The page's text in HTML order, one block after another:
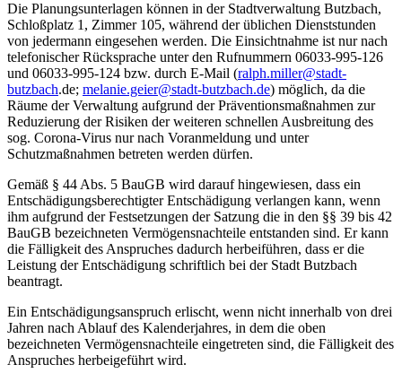
Die Planungsunterlagen können in der Stadtverwaltung Butzbach,
Schloßplatz 1, Zimmer 105, während der üblichen Dienststunden
von jedermann eingesehen werden. Die Einsichtnahme ist nur nach
telefonischer Rücksprache unter den Rufnummern 06033-995-126
und 06033-995-124 bzw. durch E-Mail (ralph.miller@stadt-
butzbach.de; melanie.geier@stadt-butzbach.de) möglich, da die
Räume der Verwaltung aufgrund der Präventionsmaßnahmen zur
Reduzierung der Risiken der weiteren schnellen Ausbreitung des
sog. Corona-Virus nur nach Voranmeldung und unter
Schutzmaßnahmen betreten werden dürfen.
Gemäß § 44 Abs. 5 BauGB wird darauf hingewiesen, dass ein
Entschädigungsberechtigter Entschädigung verlangen kann, wenn
ihm aufgrund der Festsetzungen der Satzung die in den §§ 39 bis 42
BauGB bezeichneten Vermögensnachteile entstanden sind. Er kann
die Fälligkeit des Anspruches dadurch herbeiführen, dass er die
Leistung der Entschädigung schriftlich bei der Stadt Butzbach
beantragt.
Ein Entschädigungsanspruch erlischt, wenn nicht innerhalb von drei
Jahren nach Ablauf des Kalenderjahres, in dem die oben
bezeichneten Vermögensnachteile eingetreten sind, die Fälligkeit des
Anspruches her­beigeführt wird.